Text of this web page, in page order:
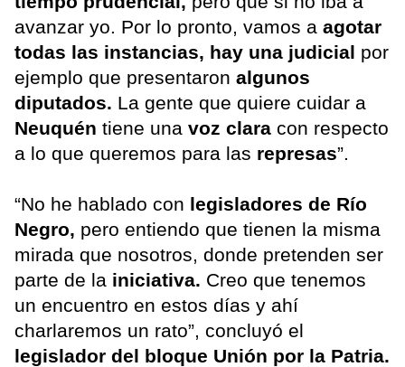
avanzar yo. Por lo pronto, vamos a agotar
todas las instancias, hay una judicial por
ejemplo que presentaron algunos
diputados. La gente que quiere cuidar a
Neuquén tiene una voz clara con respecto
a lo que queremos para las represas”.
“No he hablado con legisladores de Río
Negro, pero entiendo que tienen la misma
mirada que nosotros, donde pretenden ser
parte de la iniciativa. Creo que tenemos
un encuentro en estos días y ahí
charlaremos un rato”, concluyó el
legislador del bloque Unión por la Patria.